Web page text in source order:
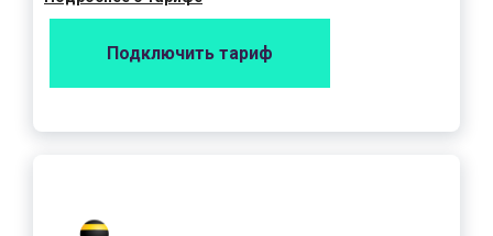
Подключить тариф